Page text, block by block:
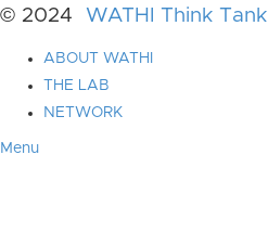
© 2024 WATHI Think Tank
ABOUT WATHI
THE LAB
NETWORK
Menu